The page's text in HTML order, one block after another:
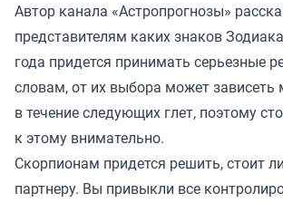
Автор канала «Астропрогнозы»
представителям каких знаков
года придется принимать серьезные
словам, от их выбора может зависеть
в течение следующих глет, поэтому
к этому внимательно.
Скорпионам придется решить, стоит
партнеру. Вы привыкли все